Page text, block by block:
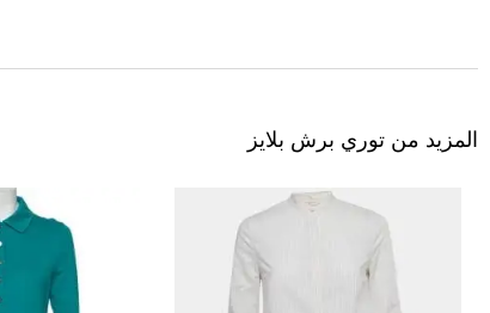
المزيد من توري برش بلايز